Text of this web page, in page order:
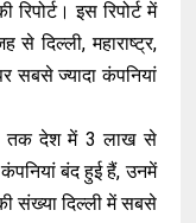
रिपोर्ट। इस रिपोर्ट में
दिल्ली, महाराष्ट्र,
सबसे ज्यादा कंपनियां
तक देश में 3 लाख से
बंद हुई हैं, उनमें
संख्या दिल्ली में सबसे